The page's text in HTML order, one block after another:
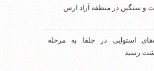
و سنگین در منطقه آزاد ارس
استوایی در جلفا به مرحله
رسید